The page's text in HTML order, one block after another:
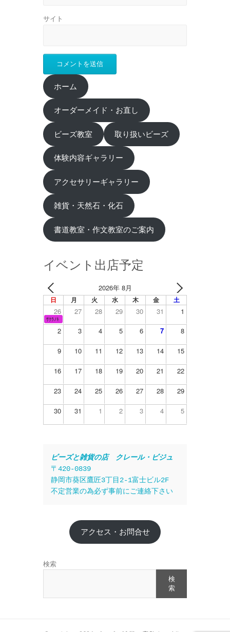
サイト
ホーム
オーダーメイド・お直し
ビーズ教室 取り扱いビーズ
体験内容ギャラリー
アクセサリーギャラリー
雑貨・天然石・化石
書道教室・作文教室のご案内
イベント出店予定
2026年 8月
日 月 火 水 木 金 土
26 27 28 29 30 31 1
ｻｸﾗﾉｷ
2 3 4 5 6 7 8
9 10 11 12 13 14 15
16 17 18 19 20 21 22
23 24 25 26 27 28 29
30 31 1 2 3 4 5
ビーズと雑貨の店　クレール・ビジュ
〒420-0839
静岡市葵区鷹匠3丁目2-1富士ビル2F
不定営業の為必ず事前にご連絡下さい
アクセス・お問合せ
検索
検
索